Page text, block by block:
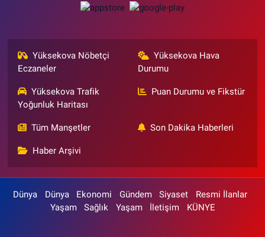
Yüksekova Nöbetçi
Eczaneler
Yüksekova Hava
Durumu
Yüksekova Trafik
Yoğunluk Haritası
Puan Durumu ve Fikstür
Tüm Manşetler Son Dakika Haberleri
Haber Arşivi
Dünya Dünya Ekonomi Gündem Siyaset
Resmi İlanlar
Yaşam
Sağlık Yaşam İletişim KÜNYE